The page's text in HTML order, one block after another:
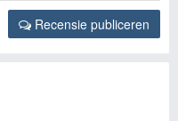
Recensie publiceren